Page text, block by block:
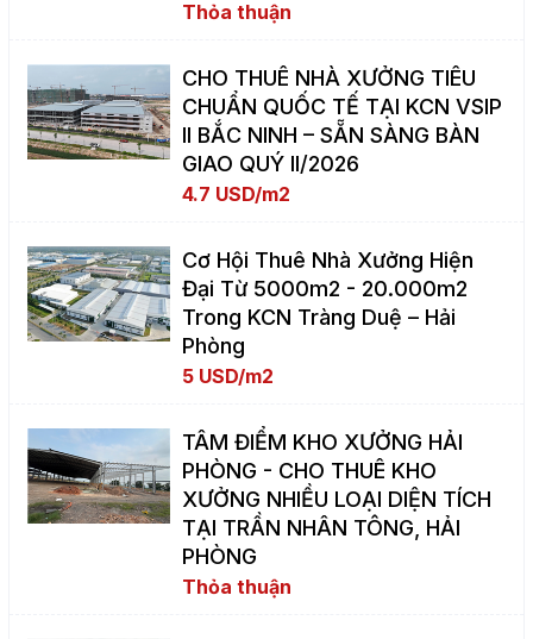
Thỏa thuận
CHO THUÊ NHÀ XƯỞNG TIÊU
CHUẨN QUỐC TẾ TẠI KCN VSIP
II BẮC NINH – SẴN SÀNG BÀN
GIAO QUÝ II/2026
4.7 USD/m2
Cơ Hội Thuê Nhà Xưởng Hiện
Đại Từ 5000m2 - 20.000m2
Trong KCN Tràng Duệ – Hải
Phòng
5 USD/m2
TÂM ĐIỂM KHO XƯỞNG HẢI
PHÒNG - CHO THUÊ KHO
XƯỞNG NHIỀU LOẠI DIỆN TÍCH
TẠI TRẦN NHÂN TÔNG, HẢI
PHÒNG
Thỏa thuận